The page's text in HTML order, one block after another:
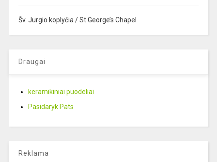
Šv. Jurgio koplyčia / St George’s Chapel
Draugai
keramikiniai puodeliai
Pasidaryk Pats
Reklama